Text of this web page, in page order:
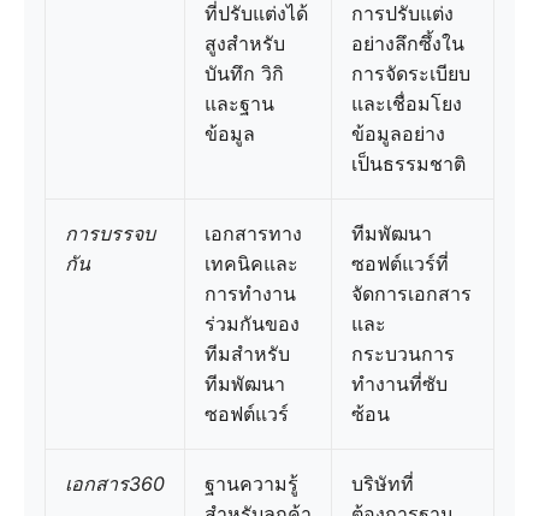
ที่ปรับแต่งได้
สูงสำหรับ
บันทึก วิกิ
และฐาน
ข้อมูล
การปรับแต่ง
อย่างลึกซึ้งใน
การจัดระเบียบ
และเชื่อมโยง
ข้อมูลอย่าง
เป็นธรรมชาติ
การบรรจบ
กัน
เอกสารทาง
เทคนิคและ
การทำงาน
ร่วมกันของ
ทีมสำหรับ
ทีมพัฒนา
ซอฟต์แวร์
ทีมพัฒนา
ซอฟต์แวร์ที่
จัดการเอกสาร
และ
กระบวนการ
ทำงานที่ซับ
ซ้อน
เอกสาร360
ฐานความรู้
บริษัทที่